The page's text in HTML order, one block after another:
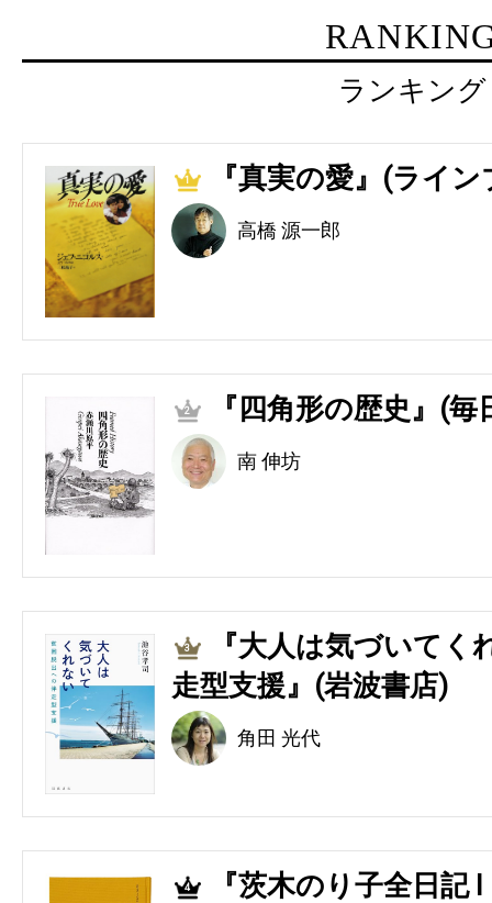
ランキング
1 『真実の愛』(ライ
高橋 源一郎
2 『四角形の歴史』(毎
南 伸坊
3
『大人は気づいてく
走型支援』(岩波書店)
角田 光代
4
『茨木のり子全日記